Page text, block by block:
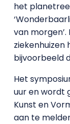
het
van
ziekenhuizen
bijvoorbeeld
Het
uur en wordt
Kunst en
aan te